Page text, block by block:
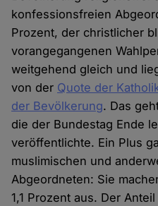
konfessionsfreien
Prozent, der christlicher
vorangegangenen
weitgehend gleich und
von der Quote der
der Bevölkerung. Das
die der Bundestag Ende
veröffentlichte. Ein Plus
muslimischen und
Abgeordneten: Sie
1,1 Prozent aus. Der